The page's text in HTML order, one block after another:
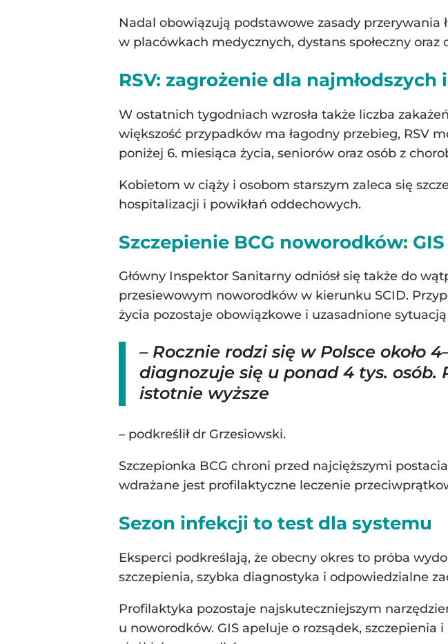
Nadal obowiązują podstawowe zasady przerywania
w placówkach medycznych, dystans społeczny
RSV: zagrożenie dla najmłodszych
W ostatnich tygodniach wzrosła także liczba
większość przypadków ma łagodny przebieg, RSV
poniżej 6. miesiąca życia, seniorów oraz osób z
Kobietom w ciąży i osobom starszym zaleca się
hospitalizacji i powikłań oddechowych.
Szczepienie BCG noworodków:
Główny Inspektor Sanitarny odniósł się także do
przesiewowym noworodków w kierunku SCID.
życia pozostaje obowiązkowe i uzasadnione
– Rocznie rodzi się w Polsce około
diagnozuje się u ponad 4 tys.
istotnie wyższe
– podkreślił dr Grzesiowski.
Szczepionka BCG chroni przed najcięższymi
wdrażane jest profilaktyczne leczenie
Sezon infekcji to test dla systemu
Eksperci podkreślają, że obecny okres to próba
szczepienia, szybka diagnostyka i odpowiedzialne
Profilaktyka pozostaje najskuteczniejszym
u noworodków. GIS apeluje o rozsądek,